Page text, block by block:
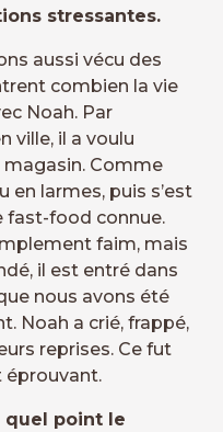
stressantes.
aussi vécu des
combien la vie
Noah. Par
ville, il a voulu
Comme
en larmes, puis s’est
fast-food connue.
faim, mais
il est entré dans
nous avons été
Noah a crié, frappé,
reprises. Ce fut
éprouvant.
quel point le